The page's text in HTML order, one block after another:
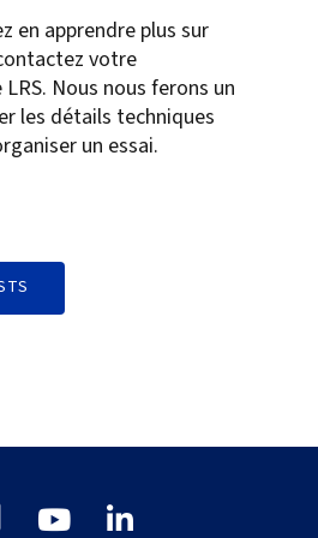
en apprendre plus sur
votre
Nous nous ferons un
les détails techniques
un essai.
Youtube
LinkedIn